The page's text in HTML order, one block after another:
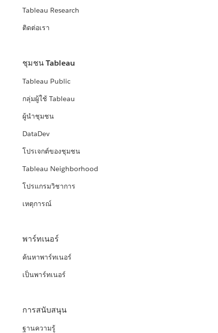
Tableau Research
ติดต่อเรา
ชุมชน Tableau
Tableau Public
กลุ่มผู้ใช้ Tableau
ผู้นำชุมชน
DataDev
โปรเจกต์ของชุมชน
Tableau Neighborhood
โปรแกรมวิชาการ
เหตุการณ์
พาร์ทเนอร์
ค้นหาพาร์ทเนอร์
เป็นพาร์ทเนอร์
การสนับสนุน
ฐานความรู้